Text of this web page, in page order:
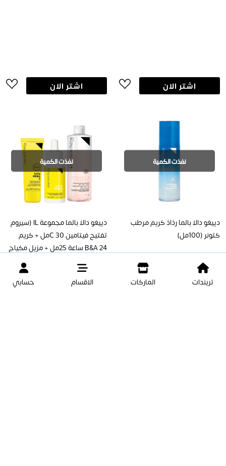
تريندات الماركات الاقسام حسابي
اشتر الان اشتر الان
نفذت الكمية
دييغو دالا بالما رذاذ كريم مرطب
كتونر (100مل)
نفذت الكمية
دييغو دالا بالما مجموعة IL (سيروم
تفتيح فيتامين C 30مل + كريم
B&A 24 ساعة 25مل + مزيل مكياج